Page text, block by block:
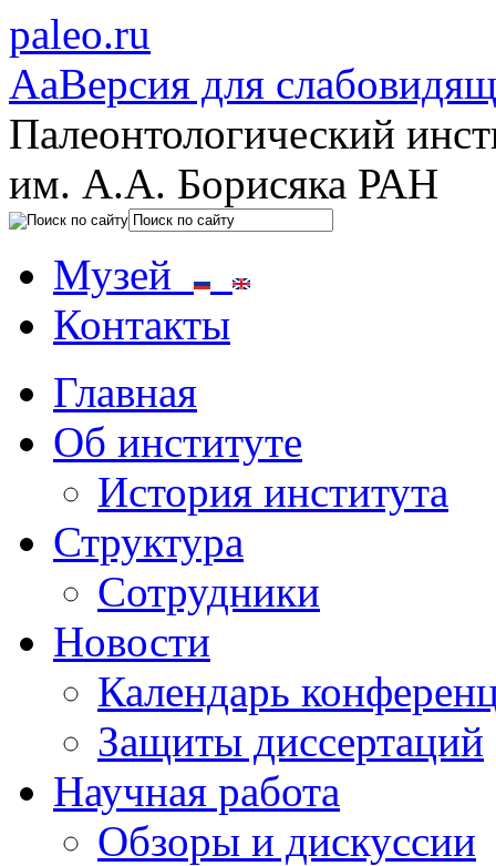
paleo.ru
AaВерсия для
Палеонтологический
им. А.А. Борисяка РАН
Музей
Контакты
Главная
Об институте
История института
Структура
Сотрудники
Новости
Календарь
Защиты диссертаций
Научная работа
Обзоры и дискуссии